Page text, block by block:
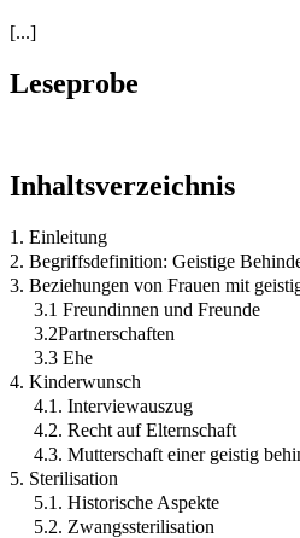
[...]
Leseprobe
Inhaltsverzeichnis
1. Einleitung
2. Begriffsdefinition: Geistige
3. Beziehungen von Frauen mit
3.1 Freundinnen und Freunde
3.2Partnerschaften
3.3 Ehe
4. Kinderwunsch
4.1. Interviewauszug
4.2. Recht auf Elternschaft
4.3. Mutterschaft einer geistig
5. Sterilisation
5.1. Historische Aspekte
5.2. Zwangssterilisation